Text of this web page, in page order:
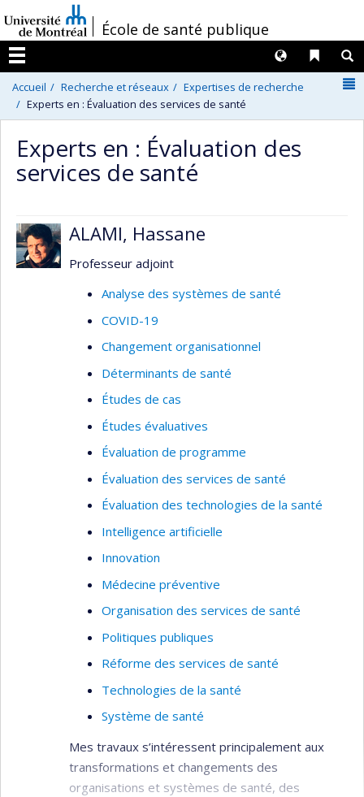
au
contenu
/École de santé publique
Menu
Liens
Langues
Accueil Recherche et réseaux
Expertises de recherche
Experts en : Évaluation des services de santé
Experts en : Évaluation des
services de santé
ALAMI, Hassane
Professeur adjoint
Analyse des systèmes de santé
COVID-19
Changement organisationnel
Déterminants de santé
Études de cas
Études évaluatives
Évaluation de programme
Évaluation des services de santé
Évaluation des technologies de la santé
Intelligence artificielle
Innovation
Médecine préventive
Organisation des services de santé
Politiques publiques
Réforme des services de santé
Technologies de la santé
Système de santé
Mes travaux s’intéressent principalement aux
transformations et changements des
organisations et systèmes de santé, des